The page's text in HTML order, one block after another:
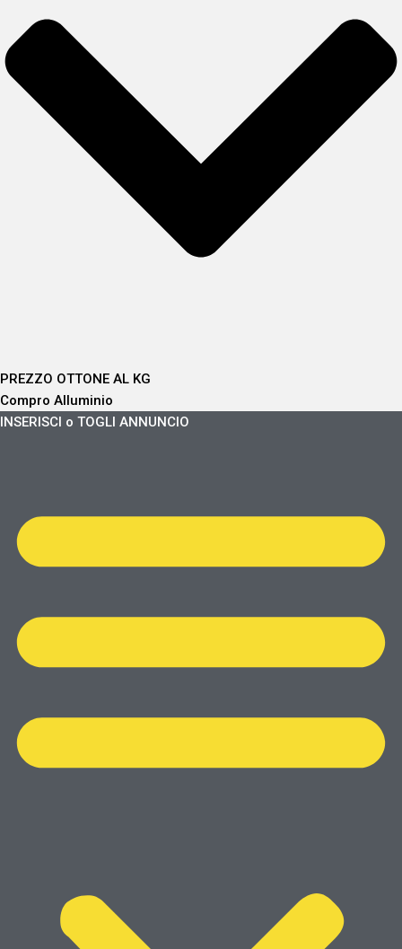
PREZZO OTTONE AL KG
Compro Alluminio
INSERISCI o TOGLI ANNUNCIO